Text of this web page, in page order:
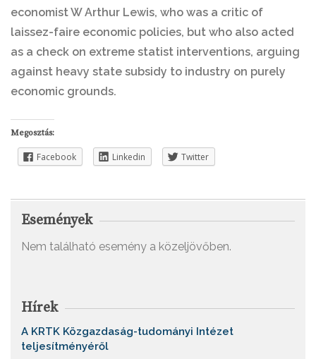
economist W Arthur Lewis, who was a critic of
laissez-faire economic policies, but who also acted
as a check on extreme statist interventions, arguing
against heavy state subsidy to industry on purely
economic grounds.
Megosztás:
Facebook Linkedin Twitter
Események
Nem található esemény a közeljövőben.
Hírek
A KRTK Közgazdaság-tudományi Intézet
teljesítményéről